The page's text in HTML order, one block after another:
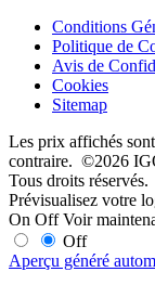
Conditions
Politique de
Avis de
Cookies
Sitemap
Les prix affichés
contraire. ©2026
Tous droits réservés.
Prévisualisez votre
On Off Voir
Off
Aperçu généré